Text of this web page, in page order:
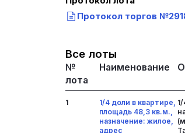
Протокол торгов
Все лоты
№
лота
Наименование
1
1/4 доли в квартире,
площадь 48,3 кв.м.,
назначение: жилое,
адрес